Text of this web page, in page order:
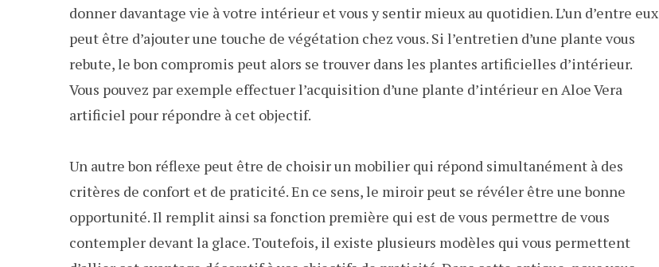
donner davantage vie à votre intérieur et vous y sentir mieux au quotidien. L’un d’entre eux
peut être d’ajouter une touche de végétation chez vous. Si l’entretien d’une plante vous
rebute, le bon compromis peut alors se trouver dans les plantes artificielles d’intérieur.
Vous pouvez par exemple effectuer l’acquisition d’une plante d’intérieur en Aloe Vera
artificiel pour répondre à cet objectif.
Un autre bon réflexe peut être de choisir un mobilier qui répond simultanément à des
critères de confort et de praticité. En ce sens, le miroir peut se révéler être une bonne
opportunité. Il remplit ainsi sa fonction première qui est de vous permettre de vous
contempler devant la glace. Toutefois, il existe plusieurs modèles qui vous permettent